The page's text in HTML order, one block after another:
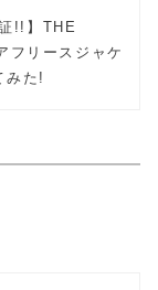
!!】THE
フリースジャケ
みた!